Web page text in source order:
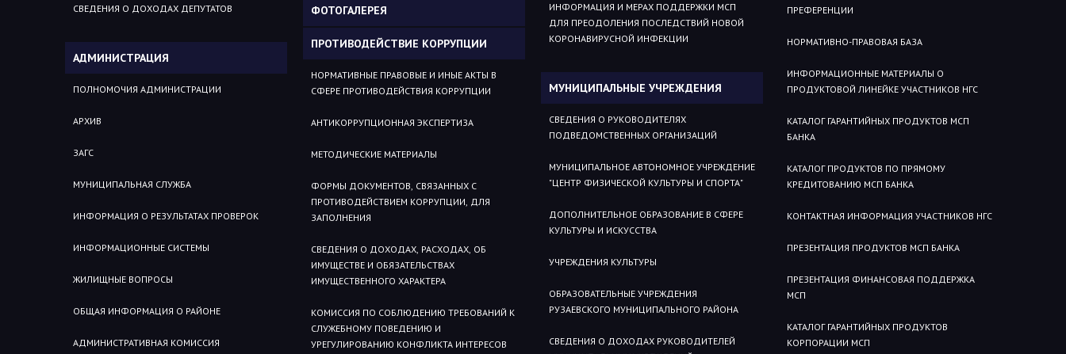
СВЕДЕНИЯ О ДОХОДАХ ДЕПУТАТОВ
АДМИНИСТРАЦИЯ
ПОЛНОМОЧИЯ АДМИНИСТРАЦИИ
АРХИВ
ЗАГС
МУНИЦИПАЛЬНАЯ СЛУЖБА
ИНФОРМАЦИЯ О РЕЗУЛЬТАТАХ ПРОВЕРОК
ИНФОРМАЦИОННЫЕ СИСТЕМЫ
ЖИЛИЩНЫЕ ВОПРОСЫ
ОБЩАЯ ИНФОРМАЦИЯ О РАЙОНЕ
АДМИНИСТРАТИВНАЯ КОМИССИЯ
ФОТОГАЛЕРЕЯ
ПРОТИВОДЕЙСТВИЕ КОРРУПЦИИ
НОРМАТИВНЫЕ ПРАВОВЫЕ И ИНЫЕ АКТЫ В
СФЕРЕ ПРОТИВОДЕЙСТВИЯ КОРРУПЦИИ
АНТИКОРРУПЦИОННАЯ ЭКСПЕРТИЗА
МЕТОДИЧЕСКИЕ МАТЕРИАЛЫ
ФОРМЫ ДОКУМЕНТОВ, СВЯЗАННЫХ С
ПРОТИВОДЕЙСТВИЕМ КОРРУПЦИИ, ДЛЯ
ЗАПОЛНЕНИЯ
СВЕДЕНИЯ О ДОХОДАХ, РАСХОДАХ, ОБ
ИМУЩЕСТВЕ И ОБЯЗАТЕЛЬСТВАХ
ИМУЩЕСТВЕННОГО ХАРАКТЕРА
КОМИССИЯ ПО СОБЛЮДЕНИЮ ТРЕБОВАНИЙ К
СЛУЖЕБНОМУ ПОВЕДЕНИЮ И
УРЕГУЛИРОВАНИЮ КОНФЛИКТА ИНТЕРЕСОВ
ИНФОРМАЦИЯ И МЕРАХ ПОДДЕРЖКИ МСП
ДЛЯ ПРЕОДОЛЕНИЯ ПОСЛЕДСТВИЙ НОВОЙ
КОРОНАВИРУСНОЙ ИНФЕКЦИИ
МУНИЦИПАЛЬНЫЕ УЧРЕЖДЕНИЯ
СВЕДЕНИЯ О РУКОВОДИТЕЛЯХ
ПОДВЕДОМСТВЕННЫХ ОРГАНИЗАЦИЙ
МУНИЦИПАЛЬНОЕ АВТОНОМНОЕ УЧРЕЖДЕНИЕ
"ЦЕНТР ФИЗИЧЕСКОЙ КУЛЬТУРЫ И СПОРТА"
ДОПОЛНИТЕЛЬНОЕ ОБРАЗОВАНИЕ В СФЕРЕ
КУЛЬТУРЫ И ИСКУССТВА
УЧРЕЖДЕНИЯ КУЛЬТУРЫ
ОБРАЗОВАТЕЛЬНЫЕ УЧРЕЖДЕНИЯ
РУЗАЕВСКОГО МУНИЦИПАЛЬНОГО РАЙОНА
СВЕДЕНИЯ О ДОХОДАХ РУКОВОДИТЕЛЕЙ
ПРЕФЕРЕНЦИИ
НОРМАТИВНО-ПРАВОВАЯ БАЗА
ИНФОРМАЦИОННЫЕ МАТЕРИАЛЫ О
ПРОДУКТОВОЙ ЛИНЕЙКЕ УЧАСТНИКОВ НГС
КАТАЛОГ ГАРАНТИЙНЫХ ПРОДУКТОВ МСП
БАНКА
КАТАЛОГ ПРОДУКТОВ ПО ПРЯМОМУ
КРЕДИТОВАНИЮ МСП БАНКА
КОНТАКТНАЯ ИНФОРМАЦИЯ УЧАСТНИКОВ НГС
ПРЕЗЕНТАЦИЯ ПРОДУКТОВ МСП БАНКА
ПРЕЗЕНТАЦИЯ ФИНАНСОВАЯ ПОДДЕРЖКА
МСП
КАТАЛОГ ГАРАНТИЙНЫХ ПРОДУКТОВ
КОРПОРАЦИИ МСП